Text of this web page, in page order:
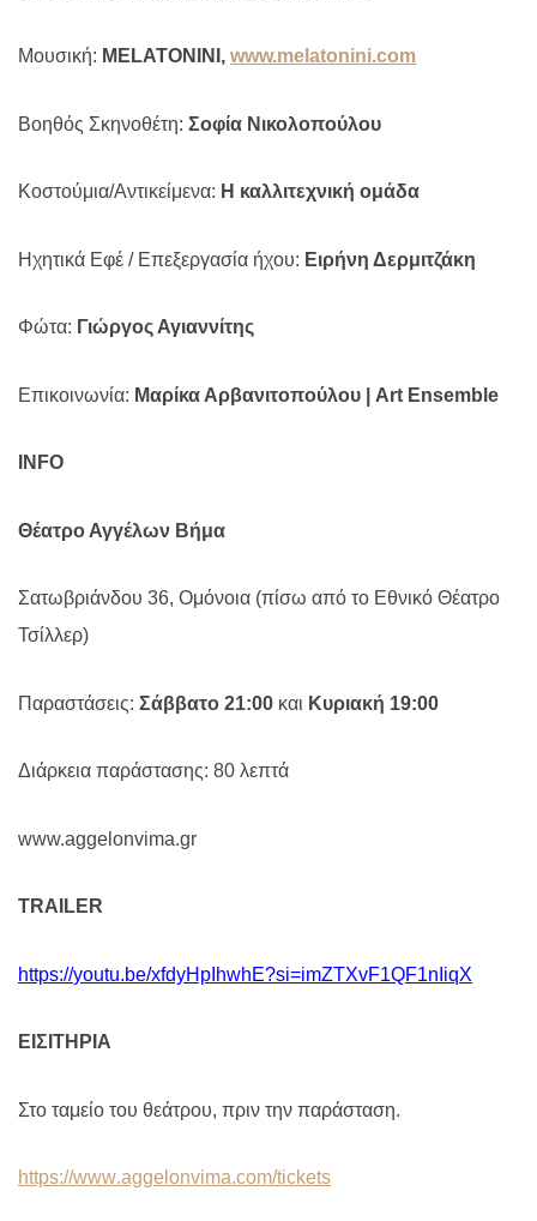
Μουσική: MELATONINI , www.melatonini.com
Βοηθός Σκηνοθέτη: Σοφία Νικολοπούλου
Κοστούμια/Αντικείμενα: Η καλλιτεχνική ομάδα
Ηχητικά Εφέ / Επεξεργασία ήχου: Ειρήνη Δερμιτζάκη
Φώτα: Γιώργος Αγιαννίτης
Επικοινωνία: Μαρίκα Αρβανιτοπούλου | Art Ensemble
INFO
Θέατρο Αγγέλων Βήμα
Σατωβριάνδου 36, Ομόνοια (πίσω από το Εθνικό Θέατρο
Τσίλλερ)
Παραστάσεις: Σάββατο 21:00 και Κυριακή 19:00
Διάρκεια παράστασης: 80 λεπτά
www.aggelonvima.gr
TRAILER
https://youtu.be/xfdyHpIhwhE?si=imZTXvF1QF1nIiqX
ΕΙΣΙΤΗΡΙΑ
Στο ταμείο του θεάτρου, πριν την παράσταση.
https://www.aggelonvima.com/tickets